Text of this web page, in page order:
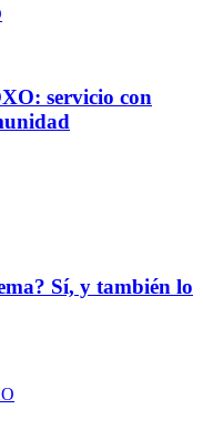
servicio con
Sí, y también lo